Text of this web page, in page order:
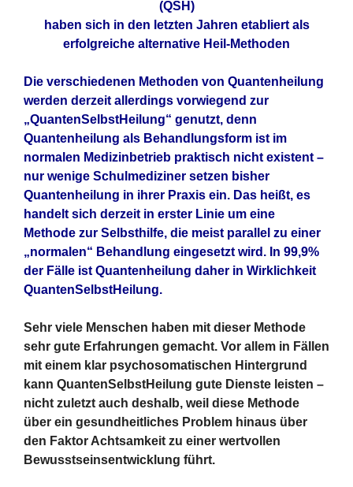
(QSH)
haben sich in den letzten Jahren etabliert als
erfolgreiche alternative Heil-Methoden
Die verschiedenen Methoden von Quantenheilung
werden derzeit allerdings vorwiegend zur
„QuantenSelbstHeilung“ genutzt, denn
Quantenheilung als Behandlungsform ist im
normalen Medizinbetrieb praktisch nicht existent –
nur wenige Schulmediziner setzen bisher
Quantenheilung in ihrer Praxis ein. Das heißt, es
handelt sich derzeit in erster Linie um eine
Methode zur Selbsthilfe, die meist parallel zu einer
„normalen“ Behandlung eingesetzt wird. In 99,9%
der Fälle ist Quantenheilung daher in Wirklichkeit
QuantenSelbstHeilung.
Sehr viele Menschen haben mit dieser Methode
sehr gute Erfahrungen gemacht. Vor allem in Fällen
mit einem klar psychosomatischen Hintergrund
kann QuantenSelbstHeilung gute Dienste leisten –
nicht zuletzt auch deshalb, weil diese Methode
über ein gesundheitliches Problem hinaus über
den Faktor Achtsamkeit zu einer wertvollen
Bewusstseinsentwicklung führt.